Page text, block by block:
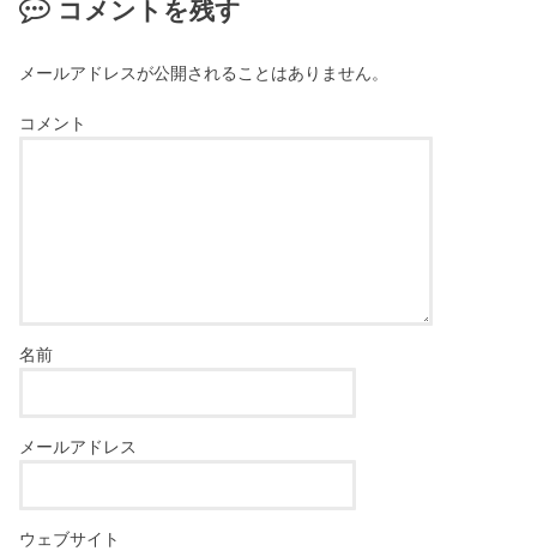
コメントを残す
メールアドレスが公開されることはありません。
コメント
名前
メールアドレス
ウェブサイト